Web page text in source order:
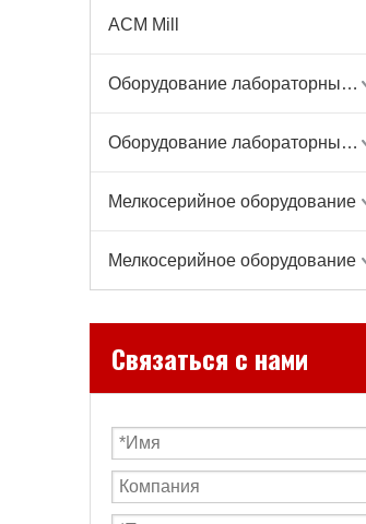
ACM Mill
Оборудование лабораторных весов
Оборудование лабораторных весов
Мелкосерийное оборудование
Мелкосерийное оборудование
Связаться с нами